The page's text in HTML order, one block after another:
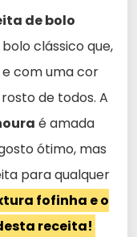
de bolo
clássico que,
com uma cor
de todos. A
é amada
ótimo, mas
para qualquer
fofinha e o
receita!